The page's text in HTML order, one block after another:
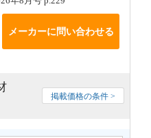
メーカーに問い合わせる
掲載価格の条件 >